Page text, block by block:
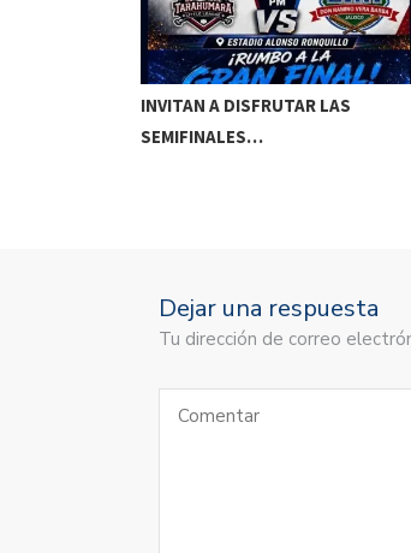
INVITAN A DISFRUTAR LAS
SEMIFINALES…
Dejar una respuesta
Tu dirección de correo